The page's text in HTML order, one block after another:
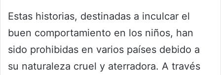
Estas historias, destinadas a inculcar el
buen comportamiento en los niños, han
sido prohibidas en varios países debido a
su naturaleza cruel y aterradora. A través